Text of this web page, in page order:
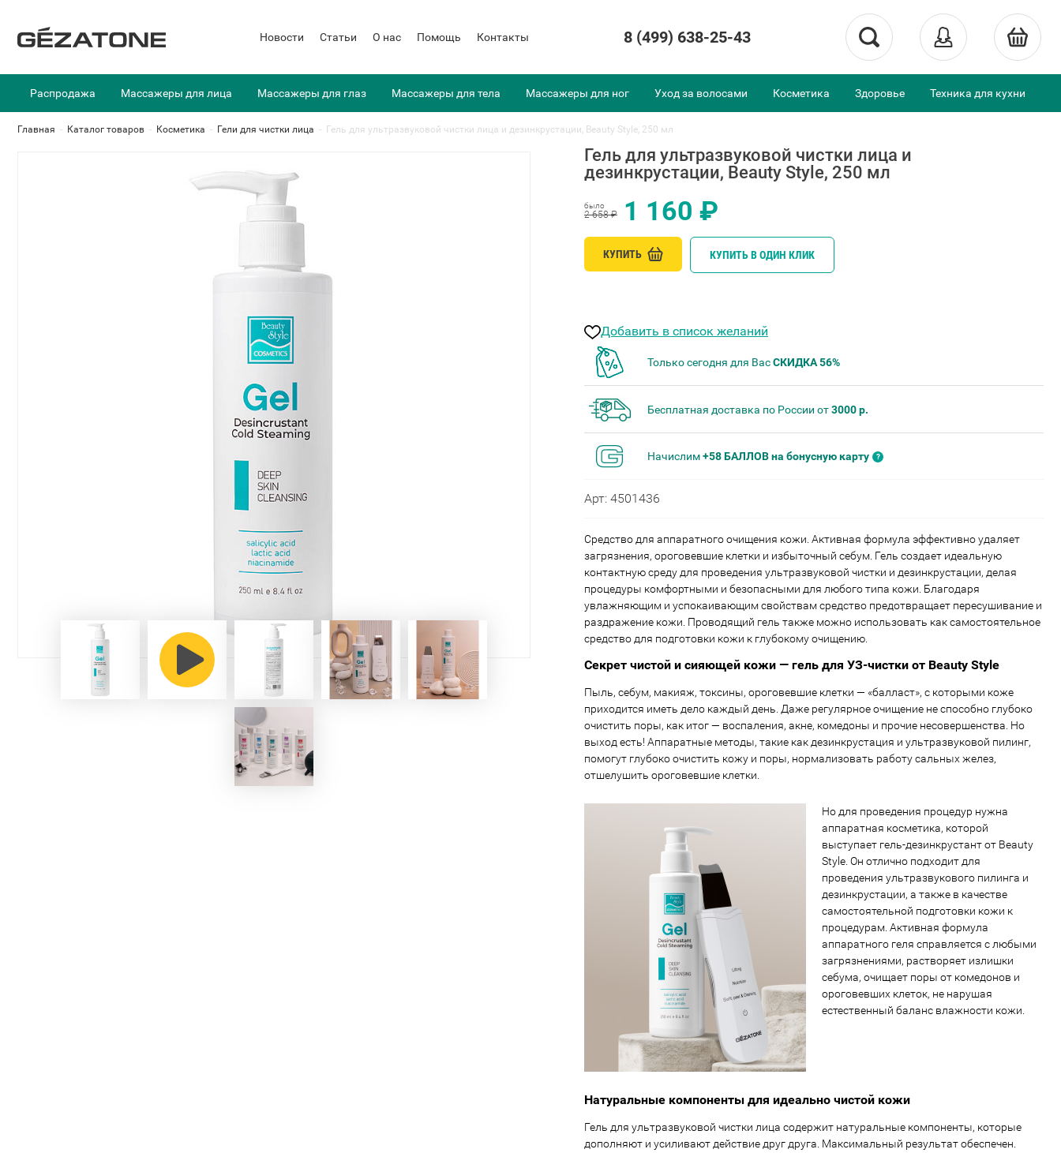
Новости Статьи О нас Помощь Контакты 8 (499) 638-25-43
Распродажа Массажеры для лица Массажеры для глаз Массажеры для тела Массажеры для ног Уход за волосами Косметика Здоровье Техника для кухни
Главная - Каталог товаров - Косметика - Гели для чистки лица - Гель для ультразвуковой чистки лица и дезинкрустации, Beauty Style, 250 мл
Гель для ультразвуковой чистки лица и
дезинкрустации, Beauty Style, 250 мл
было
2 658 ₽ 1 160 ₽
КУПИТЬ КУПИТЬ В ОДИН КЛИК
Добавить в список желаний
Только сегодня для ВасСКИДКА 56%
Бесплатная доставка по России от3000 р.
Начислим+58 БАЛЛОВ на бонусную карту
Арт: 4501436
Средство для аппаратного очищения кожи. Активная формула эффективно удаляет
загрязнения, ороговевшие клетки и избыточный себум. Гель создает идеальную
контактную среду для проведения ультразвуковой чистки и дезинкрустации, делая
процедуры комфортными и безопасными для любого типа кожи. Благодаря
увлажняющим и успокаивающим свойствам средство предотвращает пересушивание и
раздражение кожи. Проводящий гель также можно использовать как самостоятельное
средство для подготовки кожи к глубокому очищению.
Секрет чистой и сияющей кожи — гель для УЗ-чистки от Beauty Style
Пыль, себум, макияж, токсины, ороговевшие клетки — «балласт», с которыми коже
приходится иметь дело каждый день. Даже регулярное очищение не способно глубоко
очистить поры, как итог — воспаления, акне, комедоны и прочие несовершенства. Но
выход есть! Аппаратные методы, такие как дезинкрустация и ультразвуковой пилинг,
помогут глубоко очистить кожу и поры, нормализовать работу сальных желез,
отшелушить ороговевшие клетки.
Но для проведения процедур нужна
аппаратная косметика, которой
выступает гель-дезинкрустант от Beauty
Style. Он отлично подходит для
проведения ультразвукового пилинга и
дезинкрустации, а также в качестве
самостоятельной подготовки кожи к
процедурам. Активная формула
аппаратного геля справляется с любыми
загрязнениями, растворяет излишки
себума, очищает поры от комедонов и
ороговевших клеток, не нарушая
естественный баланс влажности кожи.
Натуральные компоненты для идеально чистой кожи
Гель для ультразвуковой чистки лица содержит натуральные компоненты, которые
дополняют и усиливают действие друг друга. Максимальный результат обеспечен.